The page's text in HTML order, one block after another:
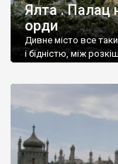
Ялта . Палац
орди
Дивне місто все
і бідністю, між